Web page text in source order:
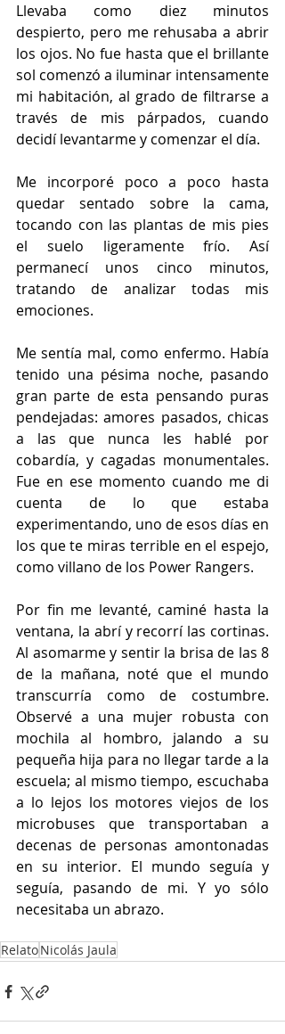
Llevaba como diez minutos
despierto, pero me rehusaba a abrir
los ojos. No fue hasta que el brillante
sol comenzó a iluminar intensamente
mi habitación, al grado de filtrarse a
través de mis párpados, cuando
decidí levantarme y comenzar el día.
Me incorporé poco a poco hasta
quedar sentado sobre la cama,
tocando con las plantas de mis pies
el suelo ligeramente frío. Así
permanecí unos cinco minutos,
tratando de analizar todas mis
emociones.
Me sentía mal, como enfermo. Había
tenido una pésima noche, pasando
gran parte de esta pensando puras
pendejadas: amores pasados, chicas
a las que nunca les hablé por
cobardía, y cagadas monumentales.
Fue en ese momento cuando me di
cuenta de lo que estaba
experimentando, uno de esos días en
los que te miras terrible en el espejo,
como villano de los Power Rangers.
Por fin me levanté, caminé hasta la
ventana, la abrí y recorrí las cortinas.
Al asomarme y sentir la brisa de las 8
de la mañana, noté que el mundo
transcurría como de costumbre.
Observé a una mujer robusta con
mochila al hombro, jalando a su
pequeña hija para no llegar tarde a la
escuela; al mismo tiempo, escuchaba
a lo lejos los motores viejos de los
microbuses que transportaban a
decenas de personas amontonadas
en su interior. El mundo seguía y
seguía, pasando de mi. Y yo sólo
necesitaba un abrazo.
RelatoNicolás Jaula